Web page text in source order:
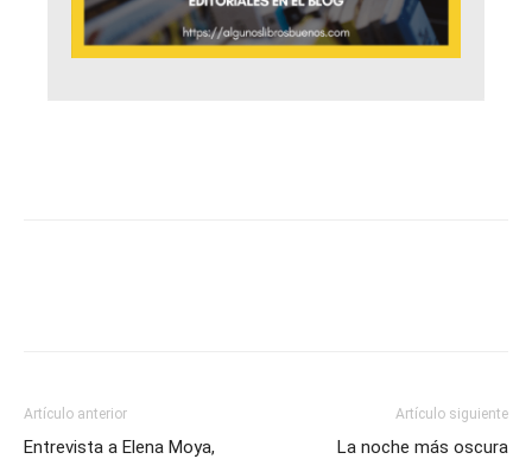
Artículo anterior
Entrevista a Elena Moya,
Artículo siguiente
La noche más oscura